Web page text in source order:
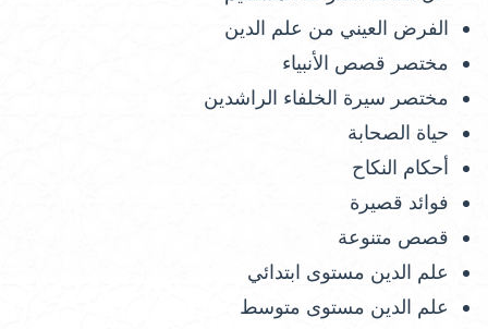
الفرض العيني من علم الدين
مختصر قصص الأنبياء
مختصر سيرة الخلفاء الراشدين
حياة الصحابة
أحكام النكاح
فوائد قصيرة
قصص متنوعة
علم الدين مستوى ابتدائي
علم الدين مستوى متوسط